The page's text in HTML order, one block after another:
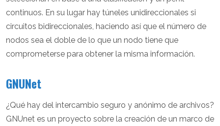
continuos. En su lugar hay túneles unidireccionales si
circuitos bidireccionales, haciendo así que el número de
nodos sea el doble de lo que un nodo tiene que
comprometerse para obtener la misma información.
GNUNet
¿Qué hay del intercambio seguro y anónimo de archivos?
GNUnet es un proyecto sobre la creación de un marco de